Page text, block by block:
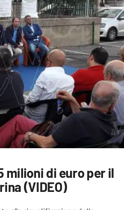
milioni di euro per il
(VIDEO)